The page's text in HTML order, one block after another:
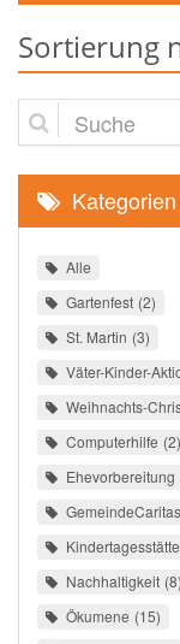
Sortierung
Suche
Kategorien
Alle
Gartenfest 2
St. Martin 3
Väter-Kinder-
Weihnachts-
Computerhilfe 2
Ehevorbereitung
GemeindeCaritas
Kindertagesstätte
Nachhaltigkeit 8
Ökumene 15